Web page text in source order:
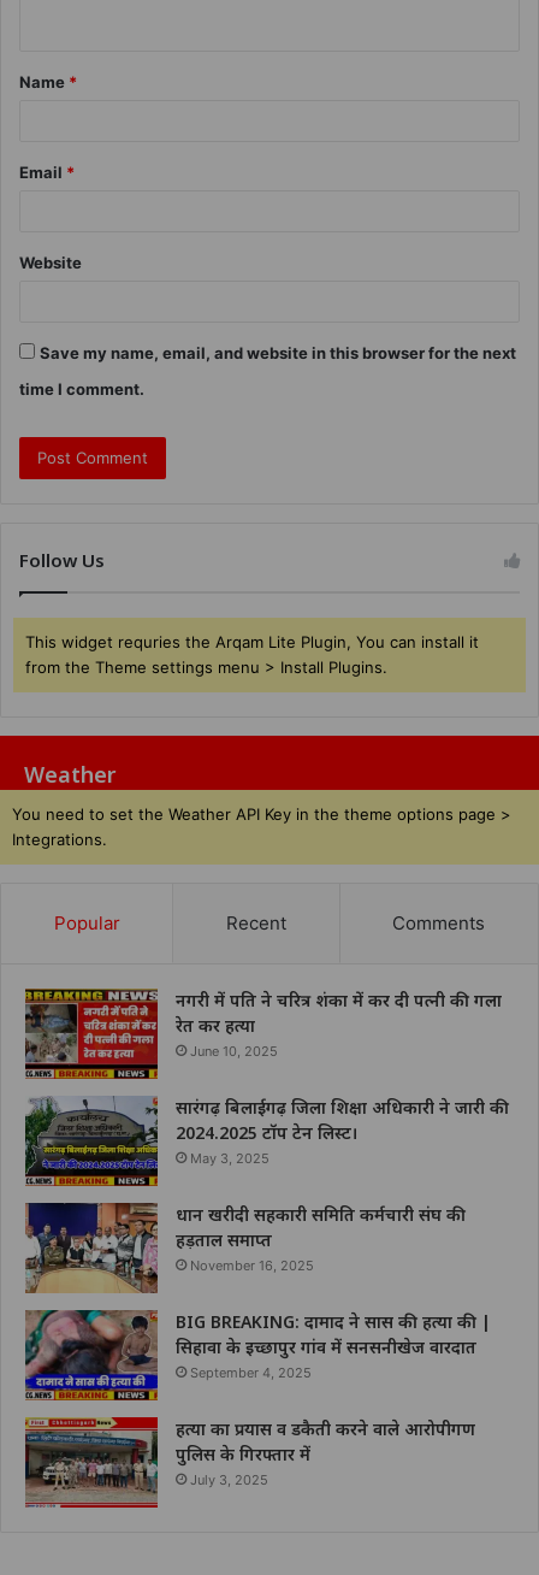
Name *
Email *
Website
Save my name, email, and website in this browser for the next
time I comment.
Follow Us
This widget requries the Arqam Lite Plugin, You can install it
from the Theme settings menu > Install Plugins.
Weather
You need to set the Weather API Key in the theme options page >
Integrations.
Popular Recent Comments
नगरी में पति ने चरित्र शंका में कर दी पत्नी की गला
रेत कर हत्या
June 10, 2025
सारंगढ़ बिलाईगढ़ जिला शिक्षा अधिकारी ने जारी की
2024.2025 टॉप टेन लिस्ट।
May 3, 2025
धान खरीदी सहकारी समिति कर्मचारी संघ की
हड़ताल समाप्त
November 16, 2025
BIG BREAKING: दामाद ने सास की हत्या की |
सिहावा के इच्छापुर गांव में सनसनीखेज वारदात
September 4, 2025
हत्या का प्रयास व डकैती करने वाले आरोपीगण
पुलिस के गिरफ्तार में
July 3, 2025